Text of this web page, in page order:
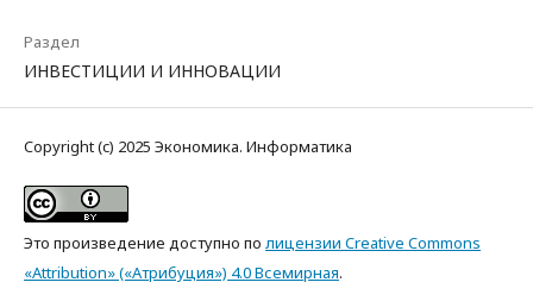
Раздел
ИНВЕСТИЦИИ И ИННОВАЦИИ
Copyright (c) 2025 Экономика. Информатика
Это произведение доступно по лицензии Creative Commons
«Attribution» («Атрибуция») 4.0 Всемирная.